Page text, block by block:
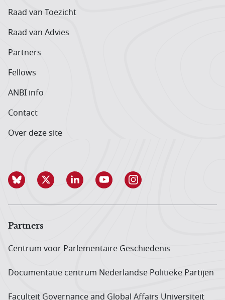
Raad van Toezicht
Raad van Advies
Partners
Fellows
ANBI info
Contact
Over deze site
Partners
Centrum voor Parlementaire Geschiedenis
Documentatie centrum Neder­landse Politieke Partijen
Faculteit Governance and Global Affairs Universiteit